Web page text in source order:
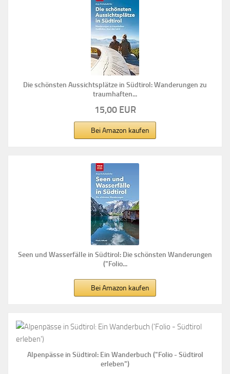
Die schönsten Aussichtsplätze in Südtirol: Wanderungen zu
traumhaften...
15,00 EUR
Bei Amazon kaufen
Seen und Wasserfälle in Südtirol: Die schönsten Wanderungen
("Folio...
Bei Amazon kaufen
Alpenpässe in Südtirol: Ein Wanderbuch ("Folio - Südtirol
erleben")